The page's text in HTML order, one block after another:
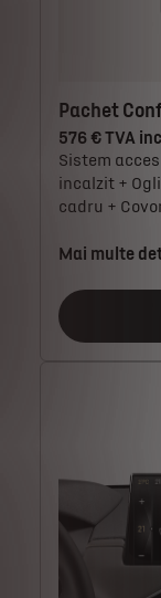
Pachet
576 € TVA
Sistem
incalzit +
cadru +
Mai multe